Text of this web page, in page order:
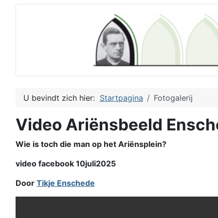
U bevindt zich hier: Startpagina Fotogalerij
Video Ariënsbeeld
Wie is toch die man op het Ariënsplein?
video facebook 10juli2025
Door Tikje Enschede